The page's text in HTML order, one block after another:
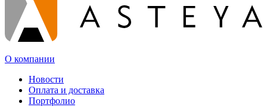
О компании
Новости
Оплата и доставка
Портфолио